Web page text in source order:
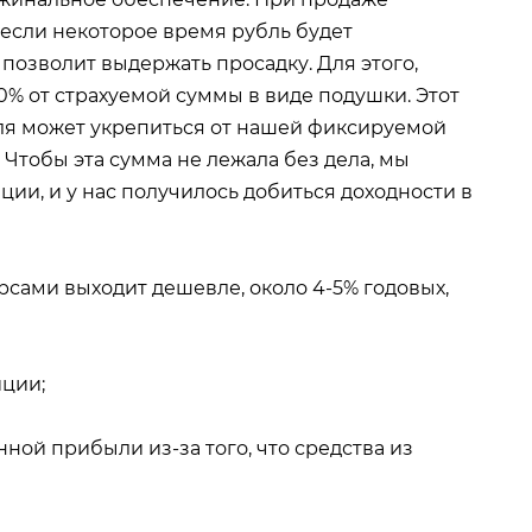
некоторое время рубль будет
выдержать просадку. Для этого,
от страхуемой суммы в виде подушки. Этот
может укрепиться от нашей фиксируемой
Чтобы эта сумма не лежала без дела, мы
и у нас получилось добиться доходности в
выходит дешевле, около 4-5% годовых,
прибыли из-за того, что средства из